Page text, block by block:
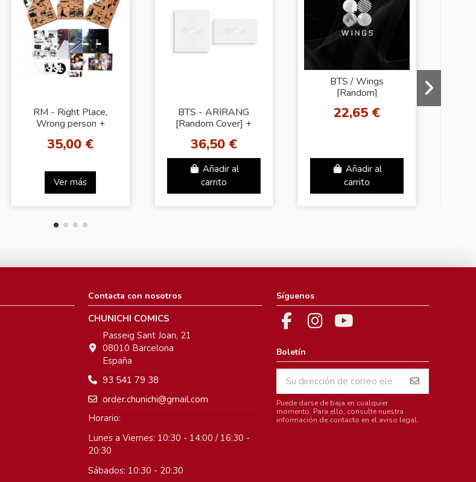
RM - Right Place,
Wrong person +
35,00 €
Ver más
BTS - ARIRANG
[Random Cover] +
CARD
36,50 €
Añadir al
carrito
BTS / Wings
[Random]
22,65 €
Añadir al
carrito
Contacta con nosotros
CHUNICHI COMICS
Passeig Sant Joan, 21
08010 Barcelona
España
93 541 79 38
order.chunichi@gmail.com
Horario:
Lunes a Viernes: 10:30 - 14:00 / 16:30 -
20:30
Sábados: 10:30 - 20:30
Síguenos
Boletín
Puede darse de baja en cualquier
momento. Para ello, consulte nuestra
información de contacto en el aviso legal.